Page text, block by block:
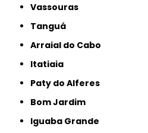
Vassouras
Tanguá
Arraial do Cabo
Itatiaia
Paty do Alferes
Bom Jardim
Iguaba Grande